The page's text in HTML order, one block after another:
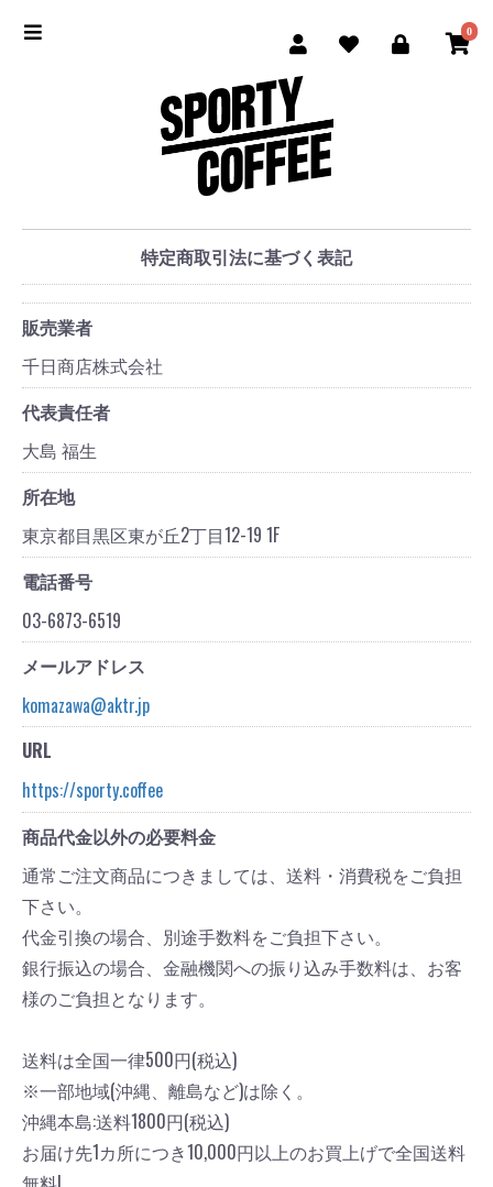
0
特定商取引法に基づく表記
販売業者
千日商店株式会社
代表責任者
大島 福生
所在地
東京都目黒区東が丘2丁目12-19 1F
電話番号
03-6873-6519
メールアドレス
komazawa@aktr.jp
URL
https://sporty.coffee
商品代金以外の必要料金
通常ご注文商品につきましては、送料・消費税をご負担
下さい。
代金引換の場合、別途手数料をご負担下さい。
銀行振込の場合、金融機関への振り込み手数料は、お客
様のご負担となります。
送料は全国一律500円(税込)
※一部地域(沖縄、離島など)は除く。
沖縄本島:送料1800円(税込)
お届け先1カ所につき10,000円以上のお買上げで全国送料